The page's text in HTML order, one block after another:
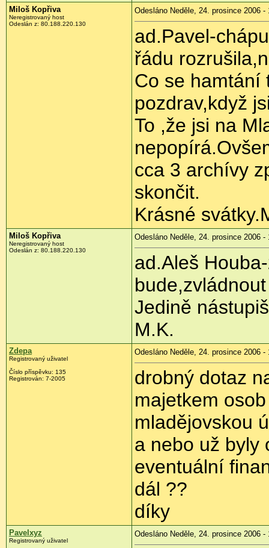
Miloš Kopřiva
Neregistrovaný host
Odeslán z: 80.188.220.130
Odesláno Neděle, 24. prosince 2006 -
ad.Pavel-
řádu
Co se hamtání
pozdrav,když
To ,že jsi na
cca 3 archívy
skončit.
Krásné
Miloš Kopřiva
Neregistrovaný host
Odeslán z: 80.188.220.130
Odesláno Neděle, 24. prosince 2006 -
ad.Aleš
Jedině
M.K.
Zdepa
Registrovaný uživatel
Číslo příspěvku: 135
Registrován: 7-2005
Odesláno Neděle, 24. prosince 2006 -
drobný dotaz
majetkem
mladějovskou
a nebo už byly
eventuální
dál ??
díky
Pavelxyz
Registrovaný uživatel
Odesláno Neděle, 24. prosince 2006 -